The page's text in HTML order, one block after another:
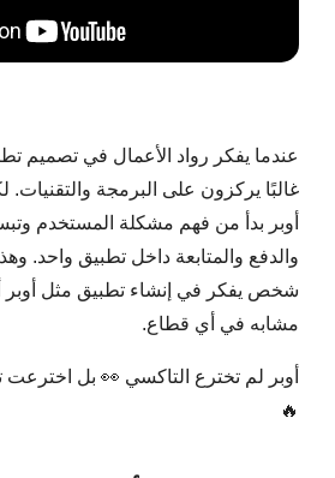
عندما يفكر رواد الأعمال في تصميم
غالبًا يركزون على البرمجة والتقنيات.
أوبر بدأ من فهم مشكلة المستخدم
والدفع والمتابعة داخل تطبيق واحد.
شخص يفكر في إنشاء تطبيق مثل أوبر
مشابه في أي قطاع.
أوبر لم تخترع التاكسي 👀 بل
🔥